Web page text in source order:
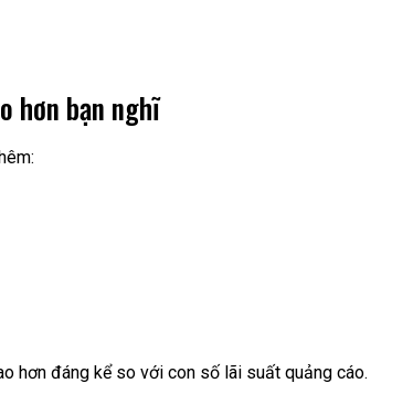
hơn bạn nghĩ
hơn đáng kể so với con số lãi suất quảng cáo.